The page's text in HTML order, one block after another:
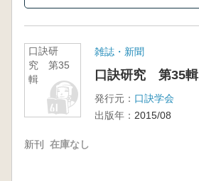
口訣研
究 第35
輯
雑誌・新聞
口訣研究 第35輯
発行元： 口訣学会
出版年： 2015/08
新刊 在庫なし